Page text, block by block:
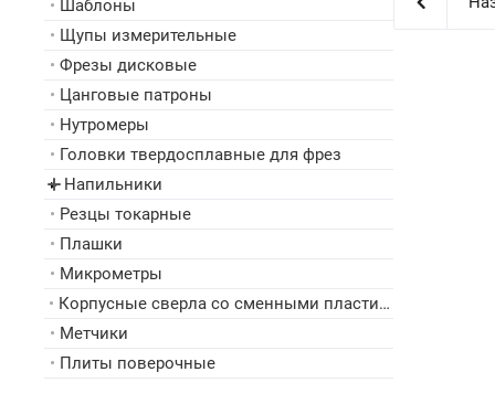
• Шаблоны
• Щупы измерительные
• Фрезы дисковые
• Цанговые патроны
• Нутромеры
• Головки твердосплавные для фрез
▸ Напильники
• Резцы токарные
• Плашки
• Микрометры
•
Корпусные сверла со сменными пластинами
• Метчики
• Плиты поверочные